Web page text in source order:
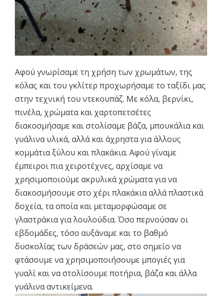
Αφού γνωρίσαμε τη χρήση των χρωμάτων, της
κόλας και του γκλίτερ προχωρήσαμε το ταξίδι μας
στην τεχνική του ντεκουπάζ. Με κόλα, βερνίκι,
πινέλα, χρώματα και χαρτοπετσέτες
διακοσμήσαμε και στολίσαμε βάζα, μπουκάλια και
γυάλινα υλικά, αλλά και άχρηστα για άλλους
κομμάτια ξύλου και πλακάκια. Αφού γίναμε
έμπειροι πια χειροτέχνες, αρχίσαμε να
χρησιμοποιούμε ακρυλικά χρώματα για να
διακοσμήσουμε στο χέρι πλακάκια αλλά πλαστικά
δοχεία, τα οποία και μεταμορφώσαμε σε
γλαστράκια για λουλούδια. Όσο περνούσαν οι
εβδομάδες, τόσο αυξάναμε και το βαθμό
δυσκολίας των δράσεών μας, στο σημείο να
φτάσουμε να χρησιμοποιήσουμε μπογιές για
γυαλί και να στολίσουμε ποτήρια, βάζα και άλλα
γυάλινα αντικείμενα.